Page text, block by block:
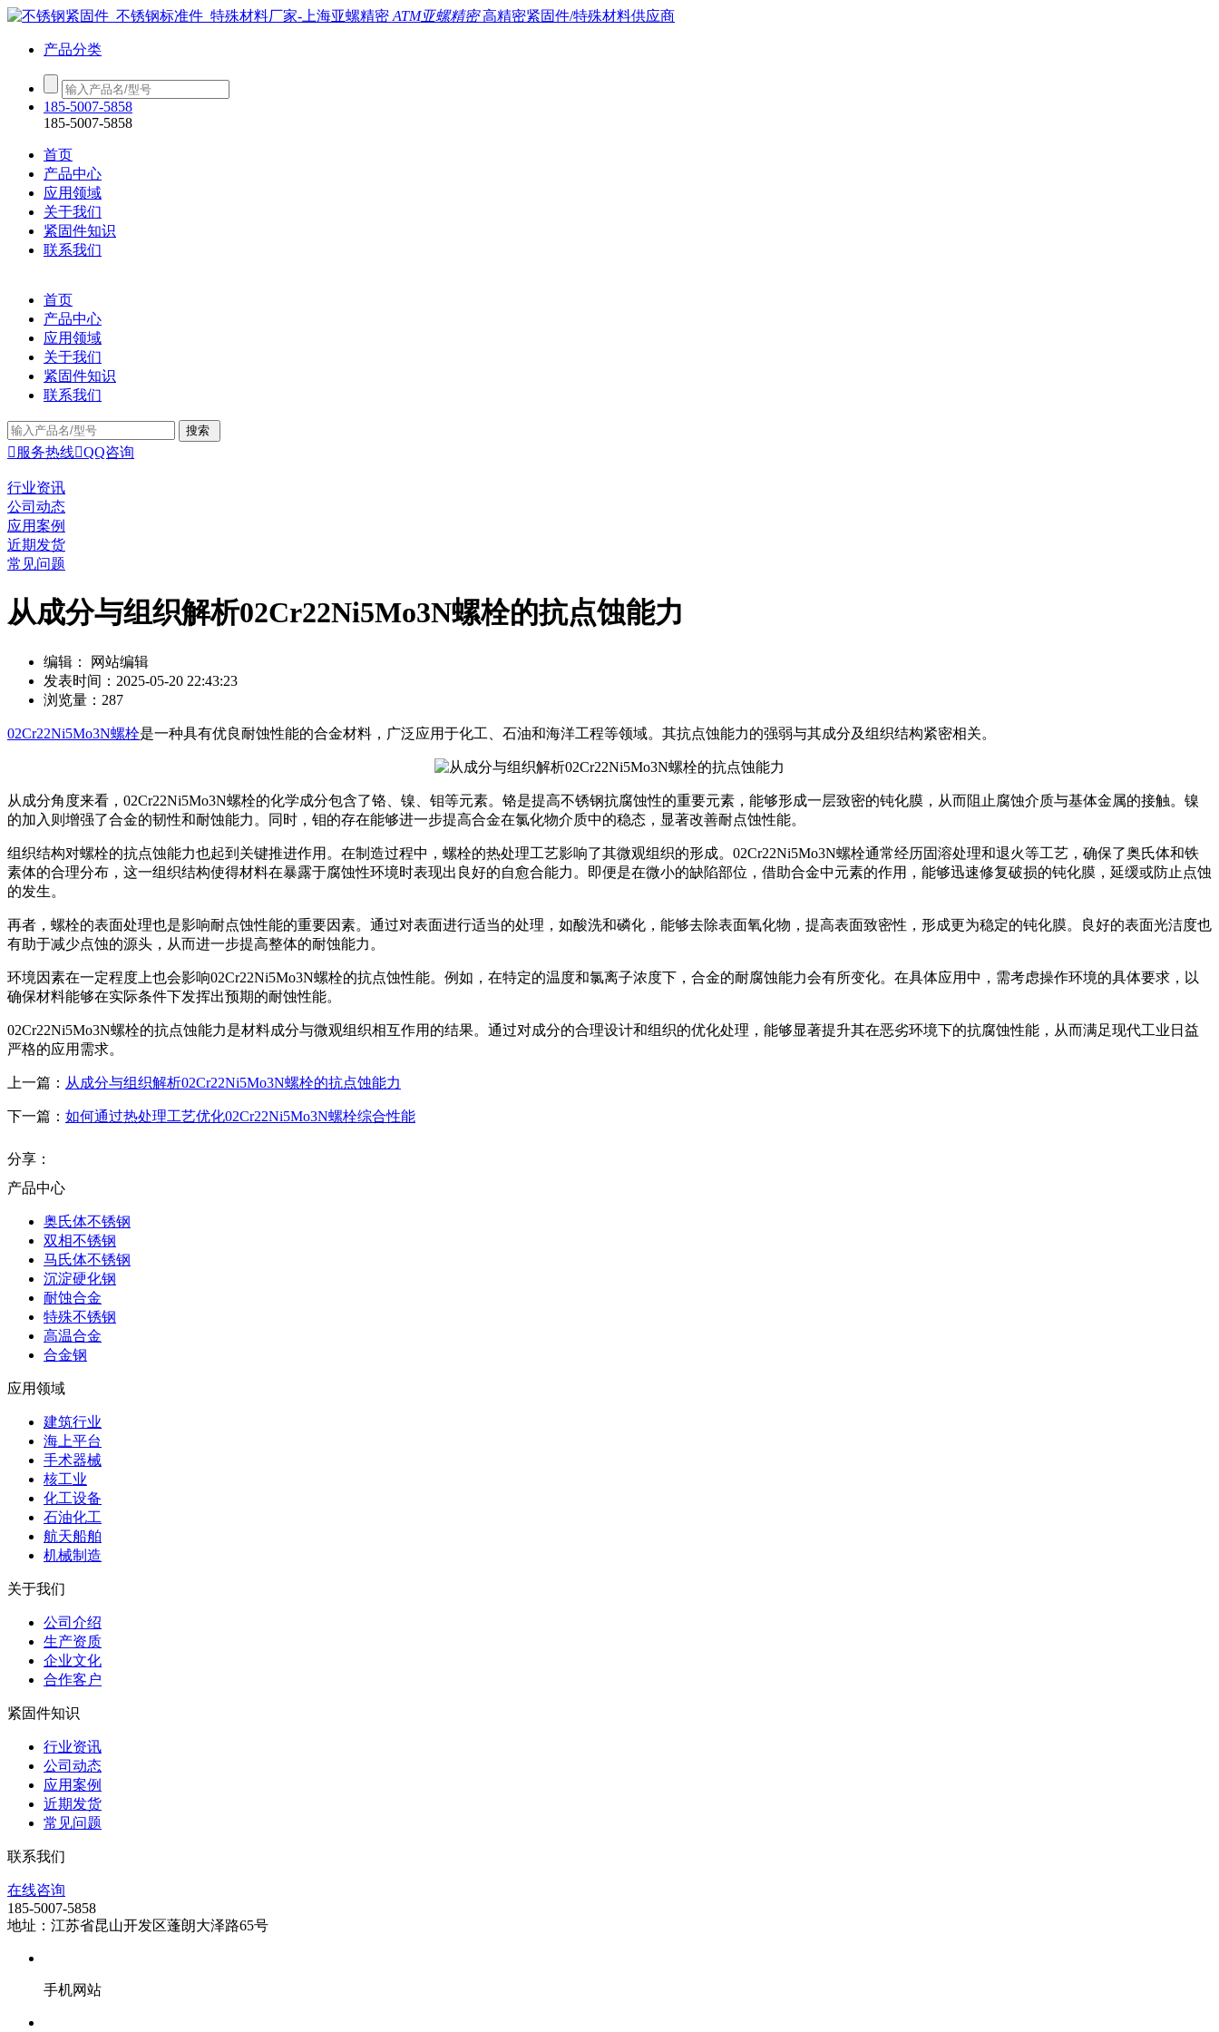
ATM亚螺精密高精密紧固件/特殊材料供应商
产品分类
185-5007-5858
185-5007-5858
首页
产品中心
应用领域
关于我们
紧固件知识
联系我们
首页
产品中心
应用领域
关于我们
紧固件知识
联系我们
 服务热线QQ咨询
行业资讯
公司动态
应用案例
近期发货
常见问题
从成分与组织解析02Cr22Ni5Mo3N螺栓的抗点蚀能力
编辑： 网站编辑
发表时间：2025-05-20 22:43:23
浏览量：287
02Cr22Ni5Mo3N螺栓是一种具有优良耐蚀性能的合金材料，广泛应用于化工、石油和海洋工程等领域。其抗点蚀能力的强弱与其成分及组织结构紧密相关。
从成分角度来看，02Cr22Ni5Mo3N螺栓的化学成分包含了铬、镍、钼等元素。铬是提高不锈钢抗腐蚀性的重要元素，能够形成一层致密的钝化膜，从而阻止腐蚀介质与基体金属的接触。镍
的加入则增强了合金的韧性和耐蚀能力。同时，钼的存在能够进一步提高合金在氯化物介质中的稳态，显著改善耐点蚀性能。
组织结构对螺栓的抗点蚀能力也起到关键推进作用。在制造过程中，螺栓的热处理工艺影响了其微观组织的形成。02Cr22Ni5Mo3N螺栓通常经历固溶处理和退火等工艺，确保了奥氏体和铁
素体的合理分布，这一组织结构使得材料在暴露于腐蚀性环境时表现出良好的自愈合能力。即便是在微小的缺陷部位，借助合金中元素的作用，能够迅速修复破损的钝化膜，延缓或防止点蚀
的发生。
再者，螺栓的表面处理也是影响耐点蚀性能的重要因素。通过对表面进行适当的处理，如酸洗和磷化，能够去除表面氧化物，提高表面致密性，形成更为稳定的钝化膜。良好的表面光洁度也
有助于减少点蚀的源头，从而进一步提高整体的耐蚀能力。
环境因素在一定程度上也会影响02Cr22Ni5Mo3N螺栓的抗点蚀性能。例如，在特定的温度和氯离子浓度下，合金的耐腐蚀能力会有所变化。在具体应用中，需考虑操作环境的具体要求，以
确保材料能够在实际条件下发挥出预期的耐蚀性能。
02Cr22Ni5Mo3N螺栓的抗点蚀能力是材料成分与微观组织相互作用的结果。通过对成分的合理设计和组织的优化处理，能够显著提升其在恶劣环境下的抗腐蚀性能，从而满足现代工业日益
严格的应用需求。
上一篇： 从成分与组织解析02Cr22Ni5Mo3N螺栓的抗点蚀能力
下一篇： 如何通过热处理工艺优化02Cr22Ni5Mo3N螺栓综合性能
分享：
产品中心
奥氏体不锈钢
双相不锈钢
马氏体不锈钢
沉淀硬化钢
耐蚀合金
特殊不锈钢
高温合金
合金钢
应用领域
建筑行业
海上平台
手术器械
核工业
化工设备
石油化工
航天船舶
机械制造
关于我们
公司介绍
生产资质
企业文化
合作客户
紧固件知识
行业资讯
公司动态
应用案例
近期发货
常见问题
联系我们
在线咨询
185-5007-5858
地址：江苏省昆山开发区蓬朗大泽路65号
手机网站